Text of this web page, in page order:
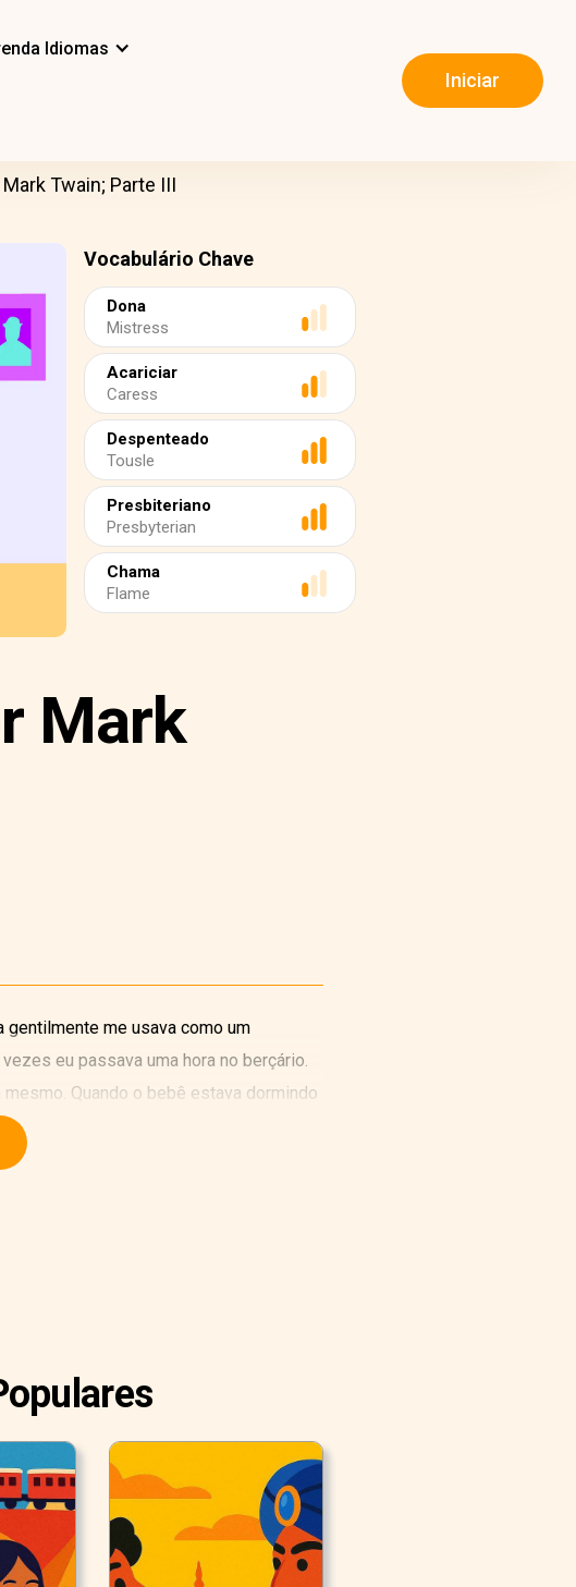
Idiomas
Iniciar
Twain; Parte III
Vocabulário Chave
Dona
Mistress
Acariciar
Caress
Despenteado
Tousle
Presbiteriano
Presbyterian
Chama
Flame
Mark
gentilmente me usava como um
eu passava uma hora no berçário.
Quando o bebê estava dormindo
e corria pelo terreiro e pelo jardim
ela lia o livro. Por vezes eu saía